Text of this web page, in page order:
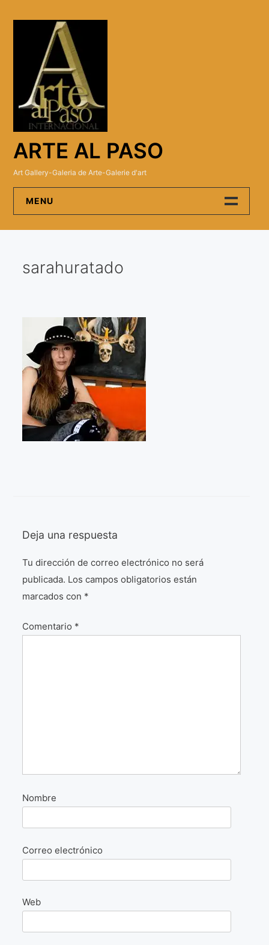
ARTE AL PASO
Art Gallery-Galeria de Arte-Galerie d'art
MENU
Artistas
Visitas a los ateliers o talleres de artistas
Presse
Qué dicen de nosotros?
Aviso legal
Política de cookies
«Impressionnis-vous» Paris 2023
¡VIVE Molière! Un hommage latino-américain à
Molière 2022
Exposición París 2021 “Traverser ton miroir” «A
través de tu espejo»
La Formule de l’art París 2020
sarahuratado
Deja una respuesta
Tu dirección de correo electrónico no será
publicada. Los campos obligatorios están
marcados con *
Comentario *
Nombre
Correo electrónico
Web